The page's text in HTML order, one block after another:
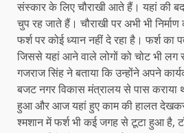
संस्कार के लिए चौराखी आते हैं। यहां की
चुप रह जाते हैं। चौराखी पर अभी भी
फर्श पर कोई ध्यान नहीं दे रहा है। फर्श का
जिससे यहां आने वाले लोगों को चोट भी लग
गजराज सिंह ने बताया कि उन्होंने अपने
बजट नगर विकास मंत्रालय से पास कराया
हुआ और आज यहां हुए काम की हालत देखकर
श्मशान में फर्श भी कई जगह से टूटा हुआ है,